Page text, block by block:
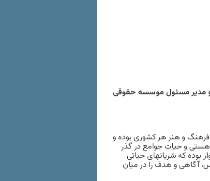
و مدیر مسئول موسسه حقوقی
فرهنگ و هنر هر کشوری بوده و
هستی و حیات جوامع در گذر
بوده که شریانهای حیاتی
آگاهی و هدف را در میان